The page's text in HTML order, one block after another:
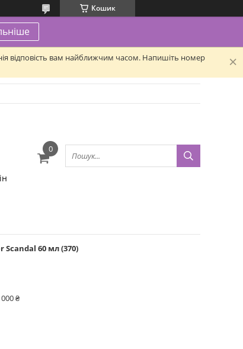
Кошик
відповість вам найближчим часом. Напишіть номер
60 мл (370)
₴